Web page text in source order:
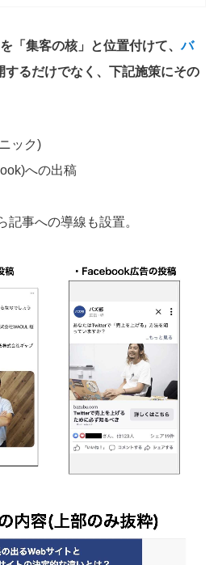
「集客の核」と位置付けて、バ
するだけでなく、下記施策にその
ック)
への出稿
事への導線も設置。